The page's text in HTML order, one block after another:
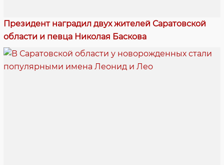
Президент наградил двух жителей Саратовской
области и певца Николая Баскова